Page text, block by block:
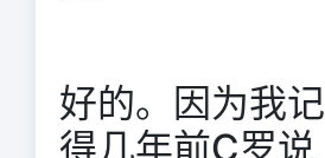
好的。因为我记
得几年前C罗说